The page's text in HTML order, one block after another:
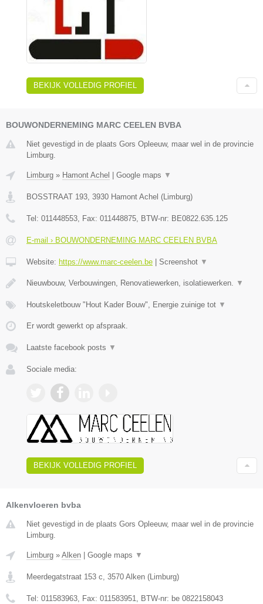
BEKIJK VOLLEDIG PROFIEL
BOUWONDERNEMING MARC CEELEN BVBA
Niet gevestigd in de plaats Gors Opleeuw, maar wel in de provincie
Limburg.
Limburg » Hamont Achel Google maps ▼
BOSSTRAAT 193, 3930 Hamont Achel (Limburg)
Tel: 011448553, Fax: 011448875, BTW-nr: BE0822.635.125
E-mail › BOUWONDERNEMING MARC CEELEN BVBA
Website: https://www.marc-ceelen.be Screenshot ▼
Nieuwbouw, Verbouwingen, Renovatiewerken, isolatiewerken. ▼
Houtskeletbouw "Hout Kader Bouw", Energie zuinige tot ▼
Er wordt gewerkt op afspraak.
Laatste facebook posts ▼
Sociale media:
BEKIJK VOLLEDIG PROFIEL
Alkenvloeren bvba
Niet gevestigd in de plaats Gors Opleeuw, maar wel in de provincie
Limburg.
Limburg » Alken | Google maps ▼
Meerdegatstraat 153 c 3570 Alken (Limburg)
Tel: 011583963 , Fax: 011583951 , BTW-nr: be 0822158043